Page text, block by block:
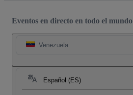
Eventos en directo en todo el mundo
Venezuela
Español (ES)